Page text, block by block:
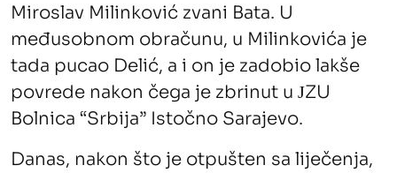
Miroslav Milinković zvani Bata. U
međusobnom obračunu, u Milinkovića je
tada pucao Delić, a i on je zadobio lakše
povrede nakon čega je zbrinut u ЈZU
Bolnica “Srbija” Istočno Sarajevo.
Danas, nakon što je otpušten sa liječenja,